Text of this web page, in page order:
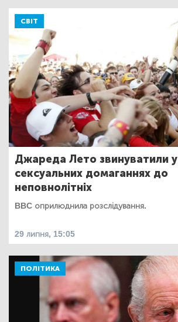
СВІТ
Джареда Лето звинуватили у
сексуальних домаганнях до
неповнолітніх
BBC оприлюднила розслідування.
29 липня, 15:05
ПОЛІТИКА